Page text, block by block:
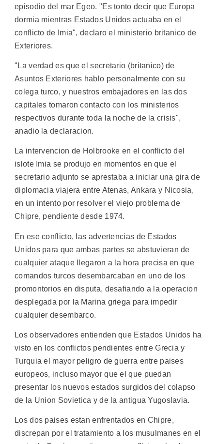
episodio del mar Egeo. "Es tonto decir que Europa
dormia mientras Estados Unidos actuaba en el
conflicto de Imia", declaro el ministerio britanico de
Exteriores.
"La verdad es que el secretario (britanico) de
Asuntos Exteriores hablo personalmente con su
colega turco, y nuestros embajadores en las dos
capitales tomaron contacto con los ministerios
respectivos durante toda la noche de la crisis",
anadio la declaracion.
La intervencion de Holbrooke en el conflicto del
islote Imia se produjo en momentos en que el
secretario adjunto se aprestaba a iniciar una gira de
diplomacia viajera entre Atenas, Ankara y Nicosia,
en un intento por resolver el viejo problema de
Chipre, pendiente desde 1974.
En ese conflicto, las advertencias de Estados
Unidos para que ambas partes se abstuvieran de
cualquier ataque llegaron a la hora precisa en que
comandos turcos desembarcaban en uno de los
promontorios en disputa, desafiando a la operacion
desplegada por la Marina griega para impedir
cualquier desembarco.
Los observadores entienden que Estados Unidos ha
visto en los conflictos pendientes entre Grecia y
Turquia el mayor peligro de guerra entre paises
europeos, incluso mayor que el que puedan
presentar los nuevos estados surgidos del colapso
de la Union Sovietica y de la antigua Yugoslavia.
Los dos paises estan enfrentados en Chipre,
discrepan por el tratamiento a los musulmanes en el